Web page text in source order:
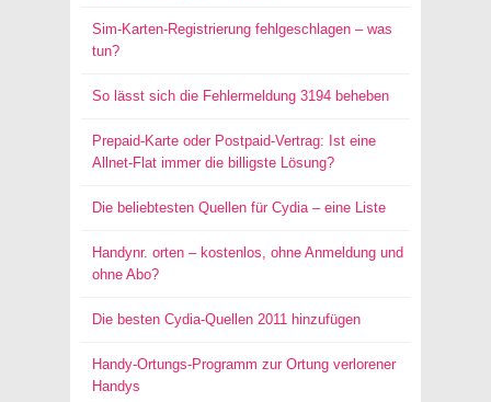
Sim-Karten-Registrierung fehlgeschlagen – was
tun?
So lässt sich die Fehlermeldung 3194 beheben
Prepaid-Karte oder Postpaid-Vertrag: Ist eine
Allnet-Flat immer die billigste Lösung?
Die beliebtesten Quellen für Cydia – eine Liste
Handynr. orten – kostenlos, ohne Anmeldung und
ohne Abo?
Die besten Cydia-Quellen 2011 hinzufügen
Handy-Ortungs-Programm zur Ortung verlorener
Handys